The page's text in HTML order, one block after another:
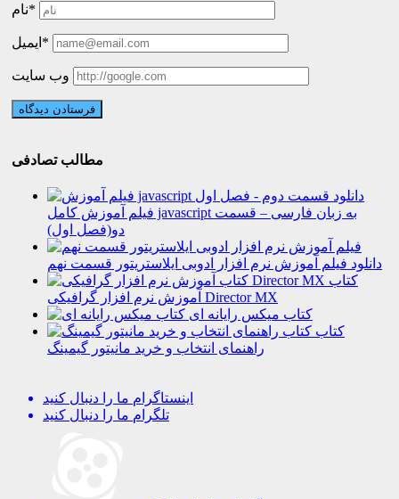
نام*
ایمیل*
وب سایت
مطالب تصادفی
دانلود
فیلم آموزش کامل javascript به زبان فارسی – قسمت
دو(فصل اول)
دانلود فیلم آموزش نرم افزار ادوبی ایلاستریتور قسمت نهم
کتاب
آموزش نرم افزار گرافیکی Director MX
کتاب میکس رایانه ای
کتاب
راهنمای انتخاب و خرید مانیتور گیمینگ
اینستاگرام ما را دنبال کنید
تلگرام ما را دنبال کنید